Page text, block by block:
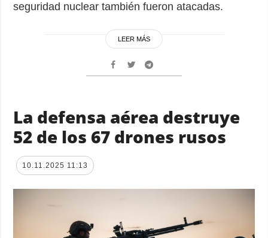
seguridad nuclear también fueron atacadas.
LEER MÁS
La defensa aérea destruye
52 de los 67 drones rusos
10.11.2025 11:13